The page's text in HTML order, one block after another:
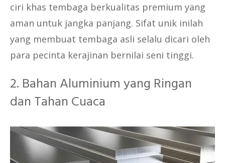
ciri khas tembaga berkualitas premium yang
aman untuk jangka panjang. Sifat unik inilah
yang membuat tembaga asli selalu dicari oleh
para pecinta kerajinan bernilai seni tinggi.
2. Bahan Aluminium yang Ringan
dan Tahan Cuaca